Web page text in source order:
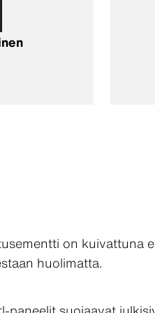
on kuivattuna
​​huolimatta.